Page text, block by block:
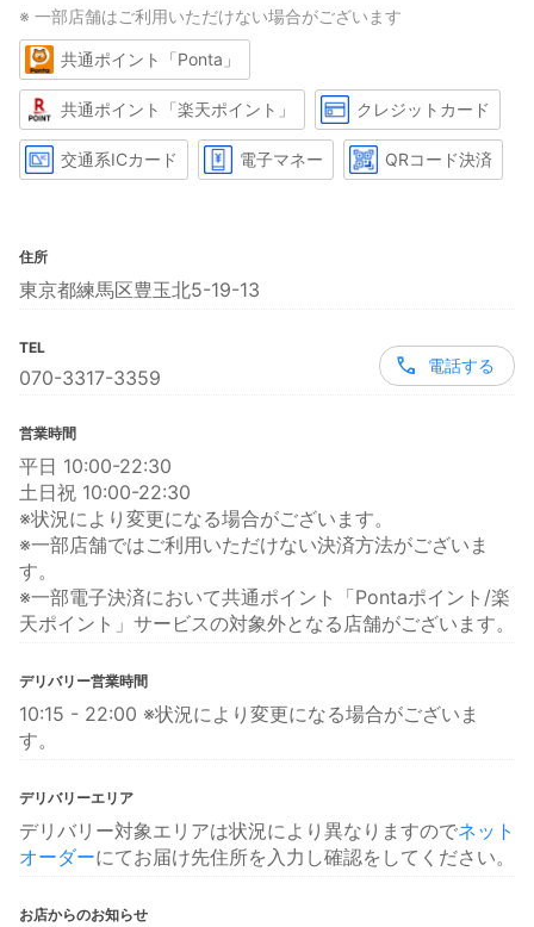
※ 一部店舗はご利用いただけない場合がございます
共通ポイント「Ponta」
共通ポイント「楽天ポイント」 クレジットカード
交通系ICカード 電子マネー QRコード決済
住所
東京都練馬区豊玉北5-19-13
TEL
070-3317-3359
電話する
営業時間
平日 10:00-22:30
土日祝 10:00-22:30
※状況により変更になる場合がございます。
※一部店舗ではご利用いただけない決済方法がございま
す。
※一部電子決済において共通ポイント「Pontaポイント/楽
天ポイント」サービスの対象外となる店舗がございます。
デリバリー営業時間
10:15 - 22:00 ※状況により変更になる場合がございま
す。
デリバリーエリア
デリバリー対象エリアは状況により異なりますのでネット
オーダーにてお届け先住所を入力し確認をしてください。
お店からのお知らせ